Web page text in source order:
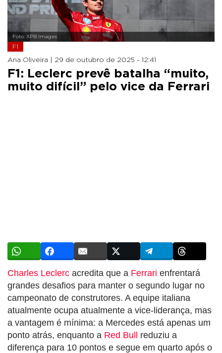
Foto: XPB Images
F1
Ana Oliveira | 29 de outubro de 2025 - 12:41
F1: Leclerc prevê batalha “muito,
muito difícil” pelo vice da Ferrari
Charles Leclerc acredita que a Ferrari enfrentará
grandes desafios para manter o segundo lugar no
campeonato de construtores. A equipe italiana
atualmente ocupa atualmente a vice-liderança, mas
a vantagem é mínima: a Mercedes está apenas um
ponto atrás, enquanto a Red Bull reduziu a
diferença para 10 pontos e segue em quarto após o